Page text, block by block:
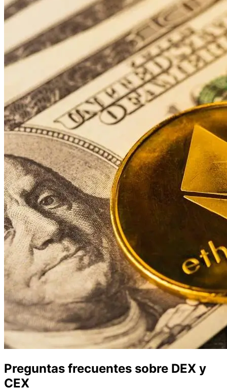
Preguntas frecuentes sobre DEX y
CEX